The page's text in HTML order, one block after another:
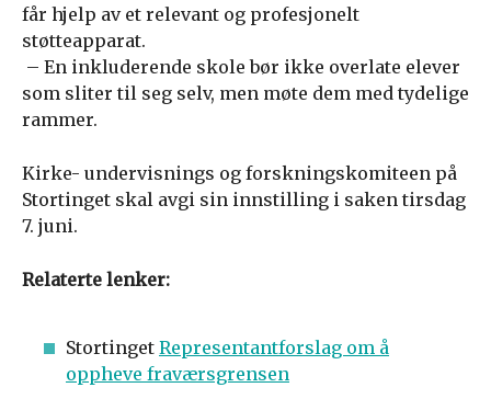
får hjelp av et relevant og profesjonelt
støtteapparat.
– En inkluderende skole bør ikke overlate elever
som sliter til seg selv, men møte dem med tydelige
rammer.
Kirke- undervisnings og forskningskomiteen på
Stortinget skal avgi sin innstilling i saken tirsdag
7. juni.
Relaterte lenker:
Stortinget Representantforslag om å
oppheve fraværsgrensen